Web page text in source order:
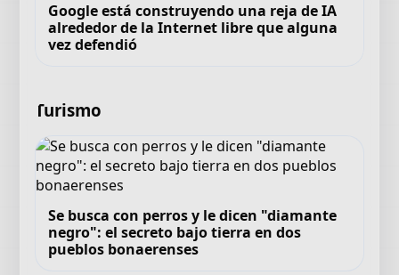
Google está construyendo una reja de IA
alrededor de la Internet libre que alguna
vez defendió
Turismo
Se busca con perros y le dicen "diamante
negro": el secreto bajo tierra en dos
pueblos bonaerenses